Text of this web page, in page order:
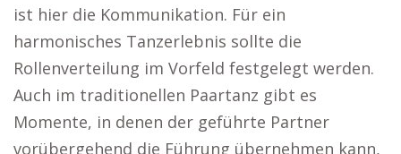
ist hier die Kommunikation. Für ein
harmonisches Tanzerlebnis sollte die
Rollenverteilung im Vorfeld festgelegt werden.
Auch im traditionellen Paartanz gibt es
Momente, in denen der geführte Partner
vorübergehend die Führung übernehmen kann,